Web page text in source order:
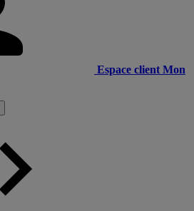
Espace client Mon